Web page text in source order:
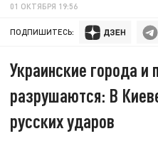
01 ОКТЯБРЯ 19:56
ПОДПИШИТЕСЬ:
Украинские города и
разрушаются: В
русских ударов